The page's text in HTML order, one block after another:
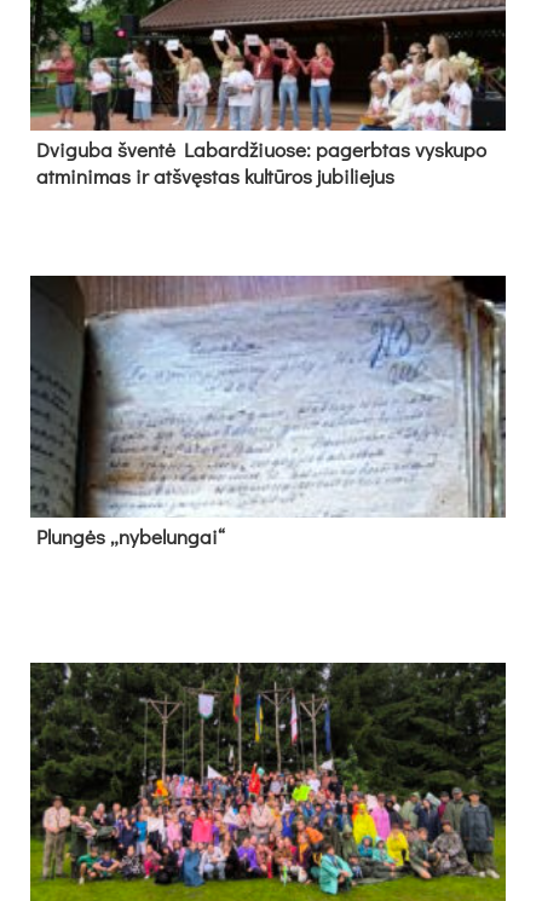
Dvi­gu­ba šven­tė La­bar­džiuo­se: pa­gerb­tas vys­ku­po
at­mi­ni­mas ir at­švęs­tas kul­tū­ros ju­bi­lie­jus
Plun­gės „ny­be­lun­gai“